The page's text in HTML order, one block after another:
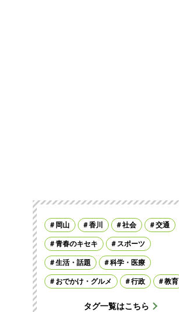
岡山 香川 社会 交通
青春のキセキ スポーツ
生活・話題 科学・医療
おでかけ・グルメ 行政 教育
タグ一覧はこちら